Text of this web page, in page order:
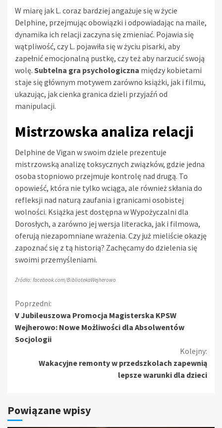
W miarę jak L. coraz bardziej angażuje się w życie
Delphine, przejmując obowiązki i odpowiadając na maile,
dynamika ich relacji zaczyna się zmieniać. Pojawia się
wątpliwość, czy L. pojawiła się w życiu pisarki, aby
zapełnić emocjonalną pustkę, czy też aby narzucić swoją
wolę. Subtelna gra psychologiczna między kobietami
staje się głównym motywem zarówno książki, jak i filmu,
ukazując, jak cienka granica dzieli przyjaźń od
manipulacji.
Mistrzowska analiza relacji
Delphine de Vigan w swoim dziele prezentuje
mistrzowską analizę toksycznych związków, gdzie jedna
osoba stopniowo przejmuje kontrolę nad drugą. To
opowieść, która nie tylko wciąga, ale również skłania do
refleksji nad naturą zaufania i granicami osobistej
wolności. Książka jest dostępna w Wypożyczalni dla
Dorosłych, a zarówno jej wersja literacka, jak i filmowa,
oferują niezapomniane wrażenia. Czy już mieliście okazję
zapoznać się z tą historią? Zachęcamy do dzielenia się
swoimi przemyśleniami.
Źródło: facebook.com/BibliotekaWejherowo
Kontynuuj
czytanie
Poprzedni:
V Jubileuszowa Promocja Magisterska KPSW
Wejherowo: Nowe Możliwości dla Absolwentów
Socjologii
Kolejny:
Wakacyjne remonty w przedszkolach zapewnią
lepsze warunki dla dzieci
Powiązane wpisy